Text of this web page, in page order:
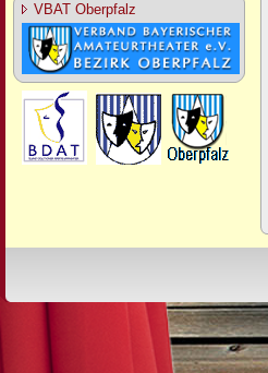
VBAT Oberpfalz